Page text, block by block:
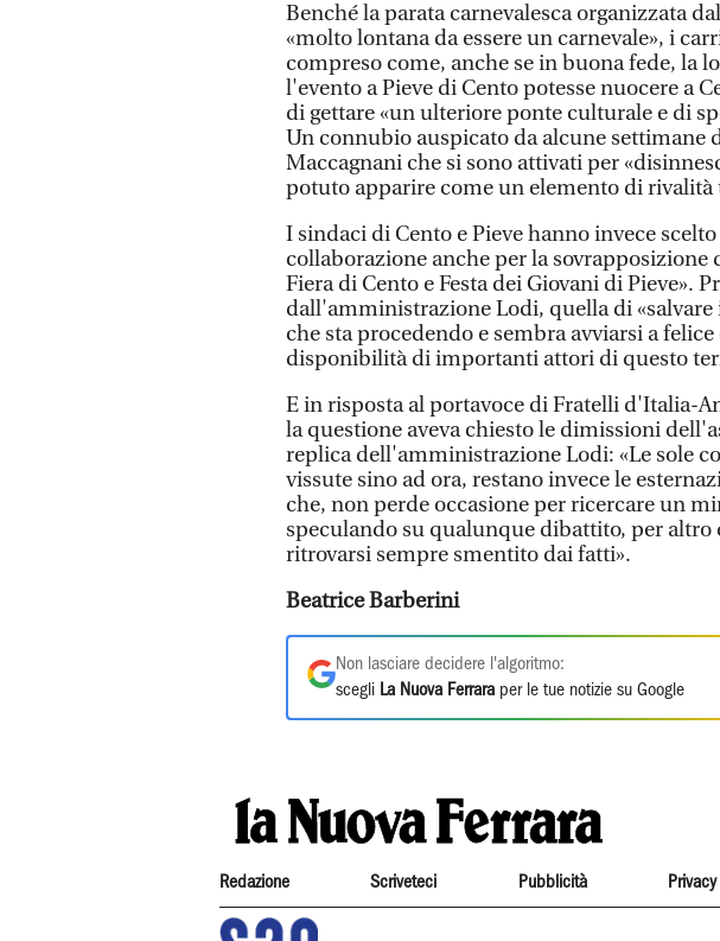
Benché la parata carnevalesca organizzata
«molto lontana da essere un carnevale», i
compreso come, anche se in buona fede, la
l'evento a Pieve di Cento potesse nuocere a
di gettare «un ulteriore ponte culturale e di
Un connubio auspicato da alcune settimane
Maccagnani che si sono attivati per
potuto apparire come un elemento di rivalità
I sindaci di Cento e Pieve hanno invece
collaborazione anche per la sovrapposizione
Fiera di Cento e Festa dei Giovani di Pieve».
dall'amministrazione Lodi, quella di «salvare
che sta procedendo e sembra avviarsi a
disponibilità di importanti attori di questo
E in risposta al portavoce di Fratelli d'Italia-
la questione aveva chiesto le dimissioni
replica dell'amministrazione Lodi: «Le sole
vissute sino ad ora, restano invece le
che, non perde occasione per ricercare un
speculando su qualunque dibattito, per altro
ritrovarsi sempre smentito dai fatti».
Beatrice Barberini
Non lasciare decidere l'algoritmo:
scegli La Nuova Ferrara per le tue notizie su Google
Redazione Scriveteci Pubblicità Privacy